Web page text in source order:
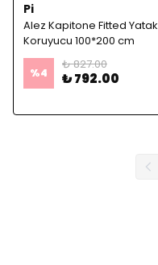
Pi
Alez Kapitone Fitted Yatak
Koruyucu 100*200 cm
%4
₺ 827.00
₺ 792.00